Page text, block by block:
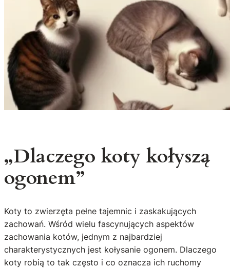
„Dlaczego koty kołyszą
ogonem”
Koty to zwierzęta pełne tajemnic i zaskakujących
zachowań. Wśród wielu fascynujących aspektów
zachowania kotów, jednym z najbardziej
charakterystycznych jest kołysanie ogonem. Dlaczego
koty robią to tak często i co oznacza ich ruchomy